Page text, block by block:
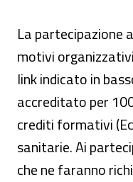
La partecipazione
motivi
link indicato in
accreditato per
crediti formativi
sanitarie. Ai
che ne faranno